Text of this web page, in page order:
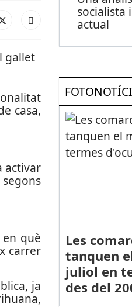
gallet
casa,
activar
què
carrer
ja
socialista
actual
Les
tanquen
juliol en
des del